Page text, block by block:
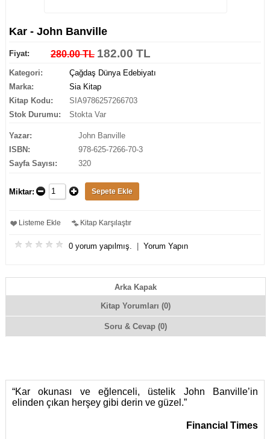
Kar - John Banville
Fiyat: 280.00 TL 182.00 TL
Kategori:
Çağdaş Dünya Edebiyatı
Marka:
Sia Kitap
Kitap Kodu:
SIA9786257266703
Stok Durumu:
Stokta Var
Yazar:
John Banville
ISBN:
978-625-7266-70-3
Sayfa Sayısı:
320
Miktar:
Listeme Ekle Kitap Karşılaştır
0 yorum yapılmış. Yorum Yapın
Arka Kapak
Kitap Yorumları (0)
Soru & Cevap (0)
“Kar okunası ve eğlenceli, üstelik John Banville’in
elinden çıkan herşey gibi derin ve güzel.”
Financial Times